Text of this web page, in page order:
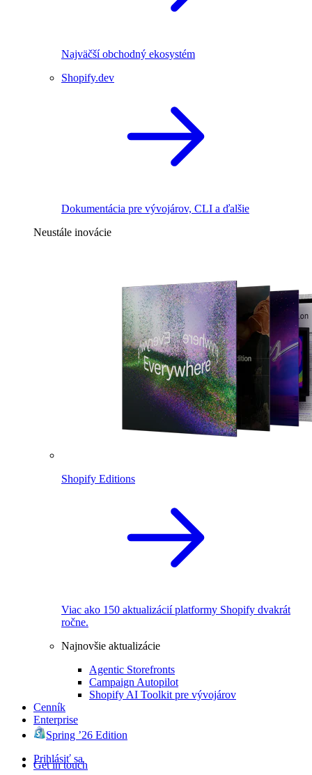
Najväčší obchodný ekosystém
Shopify.dev
Dokumentácia pre vývojárov, CLI a ďalšie
Neustále inovácie
Shopify Editions
Viac ako 150 aktualizácií platformy Shopify dvakrát
ročne.
Najnovšie aktualizácie
Agentic Storefronts
Campaign Autopilot
Shopify AI Toolkit pre vývojárov
Cenník
Enterprise
Spring ’26 Edition
Prihlásiť sa
Get in touch